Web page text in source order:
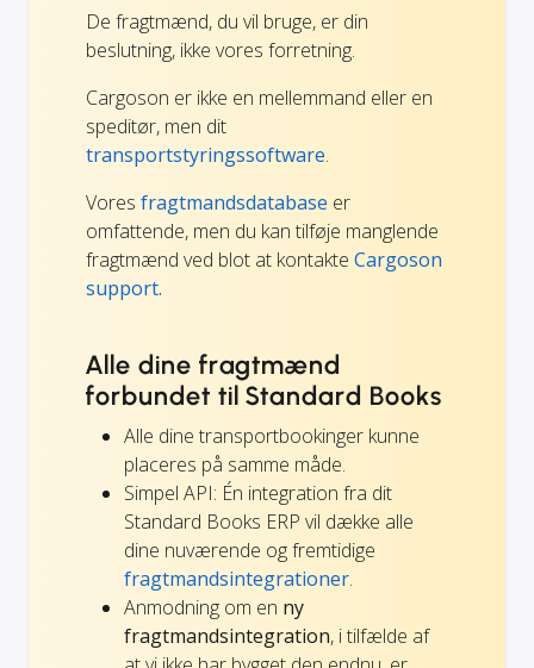
De fragtmænd, du vil bruge, er din
beslutning, ikke vores forretning.
Cargoson er ikke en mellemmand eller en
speditør, men dit
transportstyringssoftware.
Vores fragtmandsdatabase er
omfattende, men du kan tilføje manglende
fragtmænd ved blot at kontakte Cargoson
support.
Alle dine fragtmænd
forbundet til Standard Books
Alle dine transportbookinger kunne
placeres på samme måde.
Simpel API: Én integration fra dit
Standard Books ERP vil dække alle
dine nuværende og fremtidige
fragtmandsintegrationer.
Anmodning om en ny
fragtmandsintegration, i tilfælde af